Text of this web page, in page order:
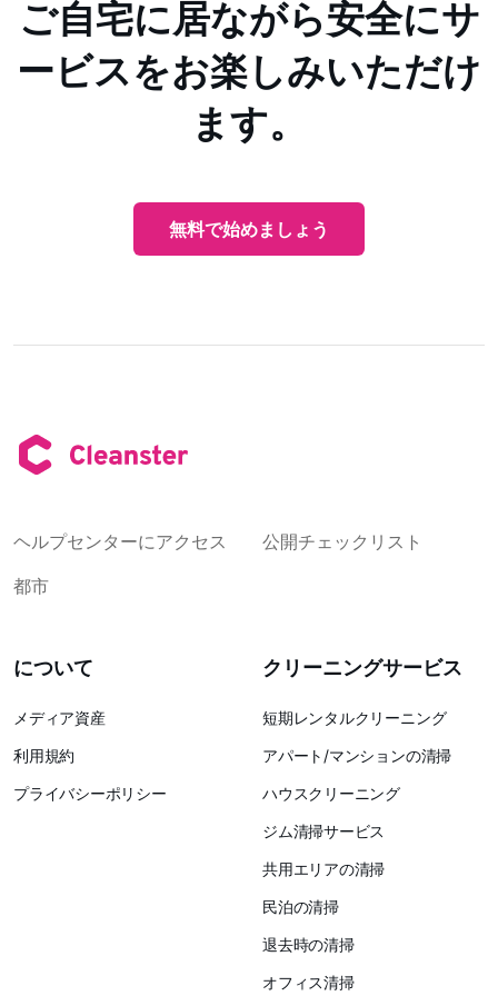
ご自宅に居ながら安全にサ
ービスをお楽しみいただけ
ます。
無料で始めましょう
ヘルプセンターにアクセス
公開チェックリスト
都市
について
メディア資産
利用規約
プライバシーポリシー
クリーニングサービス
短期レンタルクリーニング
アパート/マンションの清掃
ハウスクリーニング
ジム清掃サービス
共用エリアの清掃
民泊の清掃
退去時の清掃
オフィス清掃